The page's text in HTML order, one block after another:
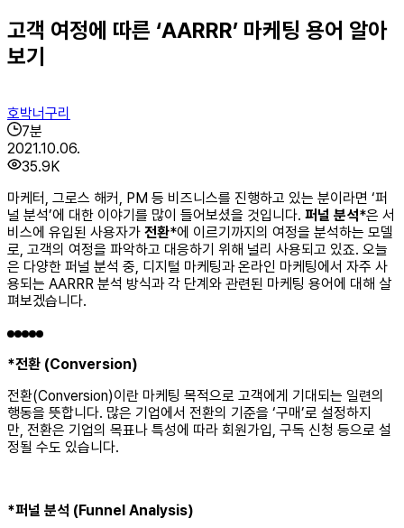
고객 여정에 따른 ‘AARRR’ 마케팅 용어 알아
보기
호박너구리
7분
2021.10.06.
35.9K
마케터, 그로스 해커, PM 등 비즈니스를 진행하고 있는 분이라면 ‘퍼
널 분석’에 대한 이야기를 많이 들어보셨을 것입니다. 퍼널 분석*은 서
비스에 유입된 사용자가 전환*에 이르기까지의 여정을 분석하는 모델
로, 고객의 여정을 파악하고 대응하기 위해 널리 사용되고 있죠. 오늘
은 다양한 퍼널 분석 중, 디지털 마케팅과 온라인 마케팅에서 자주 사
용되는 AARRR 분석 방식과 각 단계와 관련된 마케팅 용어에 대해 살
펴보겠습니다.
*전환 (Conversion)
전환(Conversion)이란 마케팅 목적으로 고객에게 기대되는 일련의
행동을 뜻합니다. 많은 기업에서 전환의 기준을 ‘구매’로 설정하지
만, 전환은 기업의 목표나 특성에 따라 회원가입, 구독 신청 등으로 설
정될 수도 있습니다.
*퍼널 분석 (Funnel Analysis)